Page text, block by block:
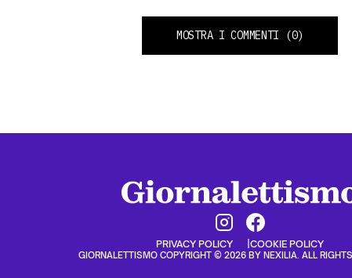
MOSTRA I COMMENTI (0)
PRIVACY POLICY COOKIE POLICY
GIORNALETTISMO COPYRIGHT © 2026 BY NEXILIA. ALL